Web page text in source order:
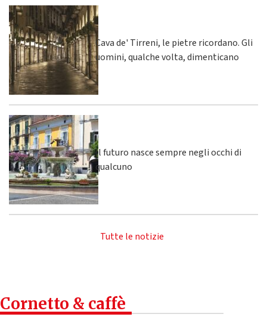
Cava de' Tirreni, le pietre ricordano. Gli
uomini, qualche volta, dimenticano
Il futuro nasce sempre negli occhi di
qualcuno
Tutte le notizie
Cornetto & caffè